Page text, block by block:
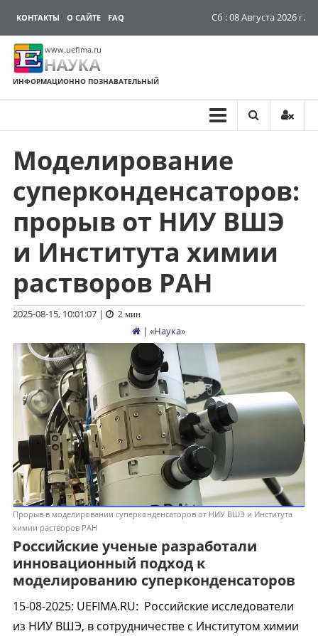
КОНТАКТЫ О САЙТЕ FAQ Сб : 08 Августа 2026 г.
www.uefima.ru
НАУКА
ИНФОРМАЦИОННО ПОЗНАВАТЕЛЬНЫЙ
Перейти
содержимому
Моделирование
суперконденсаторов:
прорыв от НИУ ВШЭ
и Института химии
растворов РАН
2025-08-15, 10:01:07| 2 мин
| «Наука»
Прорыв в моделировании суперконденсаторов от НИУ ВШЭ и Института
химии растворов РАН
Российские ученые разработали
инновационный подход к
моделированию суперконденсаторов
15-08-2025: UEFIMA.RU: Российские исследователи
из НИУ ВШЭ, в сотрудничестве с Институтом химии